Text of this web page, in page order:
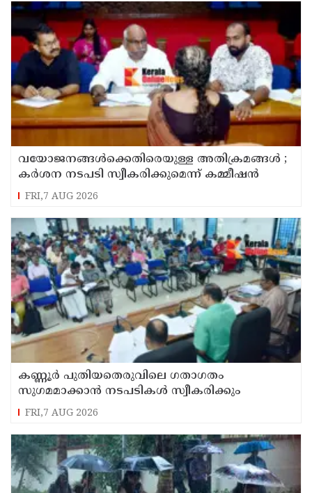
വയോജനങ്ങൾക്കെതിരെയുള്ള അതിക്രമങ്ങൾ ;
കർശന നടപടി സ്വീകരിക്കുമെന്ന് കമ്മീഷൻ
FRI,7 AUG 2026
കണ്ണൂർ പുതിയതെരുവിലെ ഗതാഗതം
സുഗമമാക്കാന്‍ നടപടികള്‍ സ്വീകരിക്കും
FRI,7 AUG 2026